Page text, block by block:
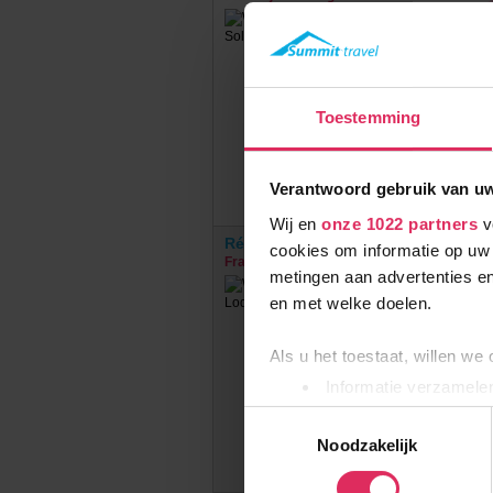
Toestemming
Verantwoord gebruik van
Wij en onze 1022 partners
cookies om informatie op
metingen aan advertenties
en met welke doelen.
Als u het toestaat, willen we
Informatie
Uw apparaat
Lees meer over hoe uw
toestemming op elk
Noodzakelijk
Résidence CGH White Pearl Lodge
Frankrijk